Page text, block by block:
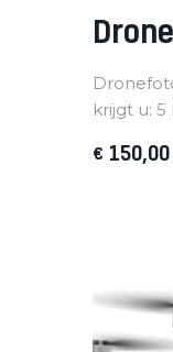
krijgt u: 5
€ 150,00